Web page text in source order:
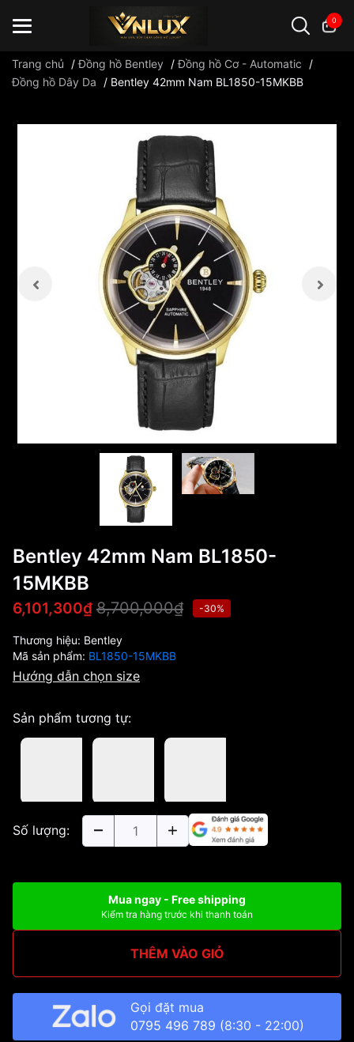
0
Trang chủ /Đồng hồ Bentley /Đồng hồ Cơ - Automatic
/
Đồng hồ Dây Da
/ Bentley 42mm Nam BL1850-15MKBB
Bentley 42mm Nam BL1850-
15MKBB
6,101,300₫ 8,700,000₫ -30%
Thương hiệu: Bentley
Mã sản phẩm: BL1850-15MKBB
Hướng dẫn chọn size
Sản phẩm tương tự:
Số lượng:
Mua ngay - Free shipping
Kiểm tra hàng trước khi thanh toán
THÊM VÀO GIỎ
Gọi đặt mua
0795 496 789 (8:30 - 22:00)